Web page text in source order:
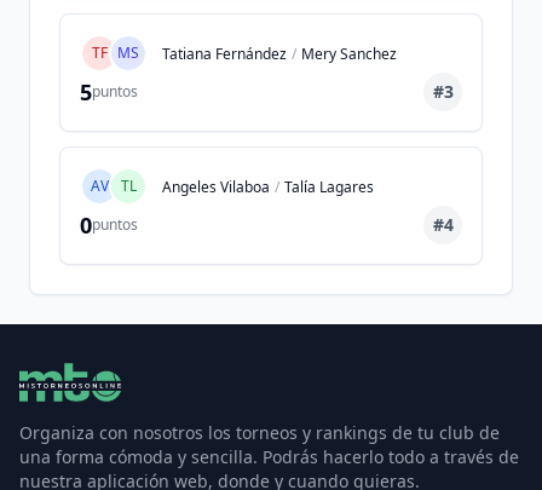
TF MS Tatiana Fernández / Mery Sanchez
5puntos #3
AV TL Angeles Vilaboa / Talía Lagares
0puntos #4
Organiza con nosotros los torneos y rankings de tu club de
una forma cómoda y sencilla. Podrás hacerlo todo a través de
nuestra aplicación web, donde y cuando quieras.